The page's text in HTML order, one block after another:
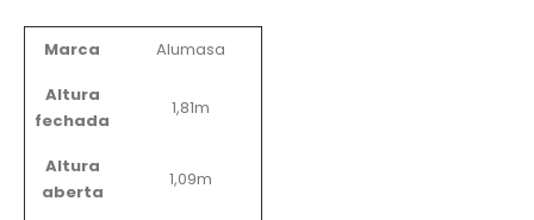
Marca
Alumasa
Altura
fechada
1,81m
Altura
aberta
1,09m